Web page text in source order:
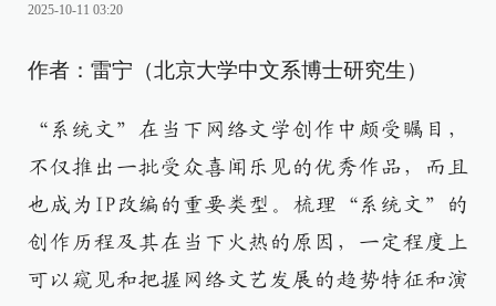
2025-10-11 03:20
作者：雷宁（北京大学中文系博士研究生）
“系统文”在当下网络文学创作中颇受瞩目，
不仅推出一批受众喜闻乐见的优秀作品，而且
也成为IP改编的重要类型。梳理“系统文”的
创作历程及其在当下火热的原因，一定程度上
可以窥见和把握网络文艺发展的趋势特征和演